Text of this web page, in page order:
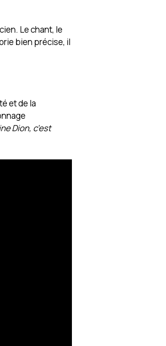
Le chant, le
bien précise, il
et de la
Dion, c’est